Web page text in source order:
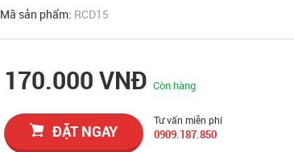
Mã sản phẩm: RCD15
170.000 VNĐCòn hàng
ĐẶT NGAY
Tư vấn miễn phí
0909.187.850